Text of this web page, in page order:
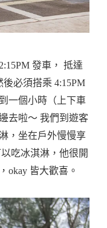
發車， 抵達
後必須搭乘 4:15PM
一個小時（上下車
去啦～ 我們到遊客
，坐在戶外慢慢享
吃冰淇淋，他很開
okay 皆大歡喜。